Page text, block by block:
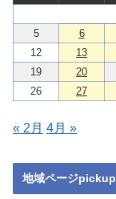
5
6
12
13
19
20
26
27
« 2月 4月 »
地域ページpickup